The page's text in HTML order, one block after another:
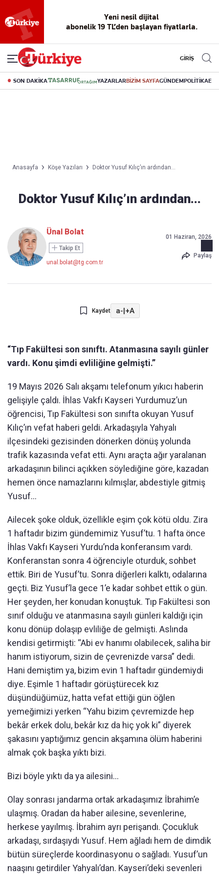
Yeni nesil dijital
abonelik 19 TL’den başlayan fiyatlarla.
GİRİŞ
SON DAKİKA YAZARLARBİZİM SAYFAGÜNDEMPOLİTİKA
Anasayfa Köşe Yazıları Doktor Yusuf Kılıç’ın ardından...
Doktor Yusuf Kılıç’ın ardından...
Ünal Bolat
Takip Et
unal.bolat@tg.com.tr
01 Haziran, 2026
Paylaş
Kaydet a-|+A
“Tıp Fakültesi son sınıftı. Atanmasına sayılı günler
vardı. Konu şimdi evliliğine gelmişti.”
19 Mayıs 2026 Salı akşamı telefonum yıkıcı haberin
gelişiyle çaldı. İhlas Vakfı Kayseri Yurdumuz’un
öğrencisi, Tıp Fakültesi son sınıfta okuyan Yusuf
Kılıç’ın vefat haberi geldi. Arkadaşıyla Yahyalı
ilçesindeki gezisinden dönerken dönüş yolunda
trafik kazasında vefat etti. Aynı araçta ağır yaralanan
arkadaşının bilinci açıkken söylediğine göre, kazadan
hemen önce namazlarını kılmışlar, abdestiyle gitmiş
Yusuf...
Ailecek şoke olduk, özellikle eşim çok kötü oldu. Zira
1 haftadır bizim gündemimiz Yusuf’tu. 1 hafta önce
İhlas Vakfı Kayseri Yurdu’nda konferansım vardı.
Konferanstan sonra 4 öğrenciyle oturduk, sohbet
ettik. Biri de Yusuf’tu. Sonra diğerleri kalktı, odalarına
geçti. Biz Yusuf’la gece 1’e kadar sohbet ettik o gün.
Her şeyden, her konudan konuştuk. Tıp Fakültesi son
sınıf olduğu ve atanmasına sayılı günleri kaldığı için
konu dönüp dolaşıp evliliğe de gelmişti. Aslında
kendisi getirmişti: “Abi ev hanımı olabilecek, saliha bir
hanım istiyorum, sizin de çevrenizde varsa” dedi.
Hani demiştim ya, bizim evin 1 haftadır gündemiydi
diye. Eşimle 1 haftadır görüştürecek kız
düşündüğümüz, hatta vefat ettiği gün öğlen
yemeğimizi yerken “Yahu bizim çevremizde hep
bekâr erkek dolu, bekâr kız da hiç yok ki” diyerek
şakasını yaptığımız gencin akşamına ölüm haberini
almak çok başka yıktı bizi.
Bizi böyle yıktı da ya ailesini…
Olay sonrası jandarma ortak arkadaşımız İbrahim’e
ulaşmış. Oradan da haber ailesine, sevenlerine,
herkese yayılmış. İbrahim ayrı perişandı. Çocukluk
arkadaşı, sırdaşıydı Yusuf. Hem ağladı hem de dimdik
bütün süreçlerde koordinasyonu o sağladı. Yusuf’un
naaşını getirdiler Yahyalı’dan. Kayseri’deki sevenleri